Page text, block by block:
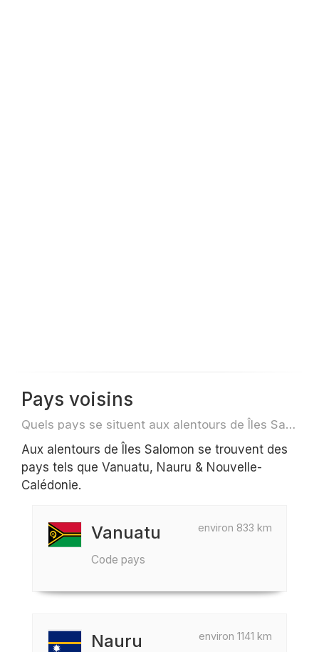
Pays voisins
Quels pays se situent aux alentours de Îles Salomon par exemple pour des voyage ou des vols
Aux alentours de Îles Salomon se trouvent des
pays tels que Vanuatu, Nauru & Nouvelle-
Calédonie.
environ 833 km
Vanuatu
Code pays
environ 1141 km
Nauru